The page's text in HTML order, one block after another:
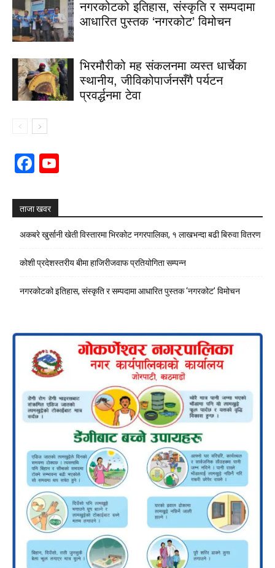
नगरकोटको इतिहास, संस्कृति र सम्पदामा
आधारित पुस्तक ‘नगरकोट’ विमोचन
भिरमौरीको मह संकलनमा व्यस्त धार्चेका
स्थानीय, जीविकोपार्जनसँगै पर्यटन
प्रवर्द्धनमा टेवा
Facebook
ताजा खवर
अकबरे खुर्सानी खेती विस्तारमा भिरकोट नगरपालिका, १ लाखभन्दा बढी बिरुवा वितरण
कोशी प्रदेशस्तरीय बीमा हाजिरीजवाफ प्रतियोगिता सम्पन्न
नगरकोटको इतिहास, संस्कृति र सम्पदामा आधारित पुस्तक ‘नगरकोट’ विमोचन